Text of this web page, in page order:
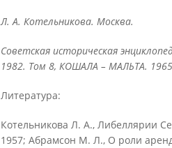
Л. А. Котельникова. Москва.
Советская историческая
1982. Том 8, КОШАЛА – МАЛЬТА.
Литература:
Котельникова Л. A., Либеллярии
1957; Абрамсон М. Л., О роли